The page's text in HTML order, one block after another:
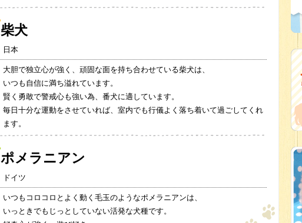
柴犬
日本
大胆で独立心が強く、頑固な面を持ち合わせている柴犬は、
いつも自信に満ち溢れています。
賢く勇敢で警戒心も強い為、番犬に適しています。
毎日十分な運動をさせていれば、室内でも行儀よく落ち着いて過ごしてくれ
ます。
ポメラニアン
ドイツ
いつもコロコロとよく動く毛玉のようなポメラニアンは、
いっときでもじっとしていない活発な犬種です。